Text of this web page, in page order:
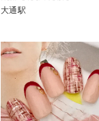
大通駅